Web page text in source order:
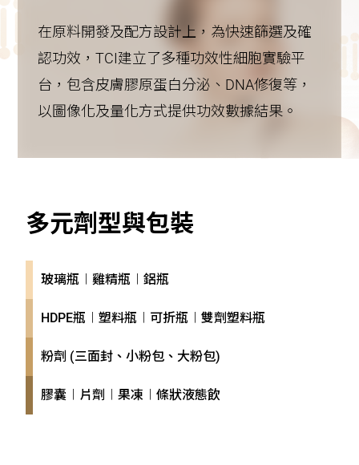
在原料開發及配方設計上，為快速篩選及確
認功效，TCI建立了多種功效性細胞實驗平
台，包含皮膚膠原蛋白分泌、DNA修復等，
以圖像化及量化方式提供功效數據結果。
多元劑型與包裝
玻璃瓶︱雞精瓶︱鋁瓶
HDPE瓶︱塑料瓶︱可折瓶︱雙劑塑料瓶
粉劑 (三面封、小粉包、大粉包)
膠囊︱片劑︱果凍︱條狀液態飲